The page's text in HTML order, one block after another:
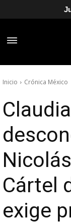
Inicio Crónica México
Cártel
exige